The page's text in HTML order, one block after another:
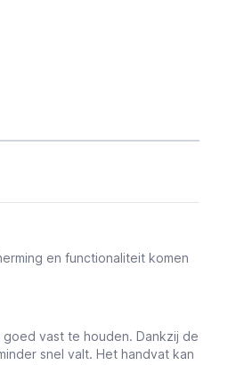
en functionaliteit komen
vast te houden. Dankzij de
snel valt. Het handvat kan